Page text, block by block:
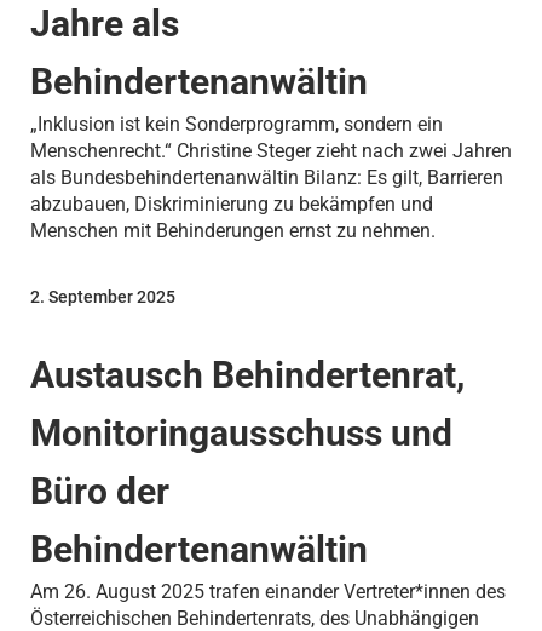
Jahre als
Behindertenanwältin
„Inklusion ist kein Sonderprogramm, sondern ein
Menschenrecht.“ Christine Steger zieht nach zwei Jahren
als Bundesbehindertenanwältin Bilanz: Es gilt, Barrieren
abzubauen, Diskriminierung zu bekämpfen und
Menschen mit Behinderungen ernst zu nehmen.
Austausch Behindertenrat,
Monitoringausschuss und
Büro der
Behindertenanwältin
2. September 2025
Am 26. August 2025 trafen einander Vertreter*innen des
Österreichischen Behindertenrats, des Unabhängigen